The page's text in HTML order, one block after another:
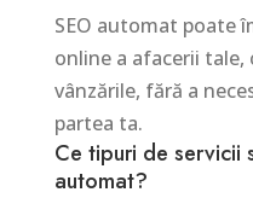
SEO automat poate
online a afacerii
vânzările, fără a
partea ta.
Ce tipuri de servicii
automat?